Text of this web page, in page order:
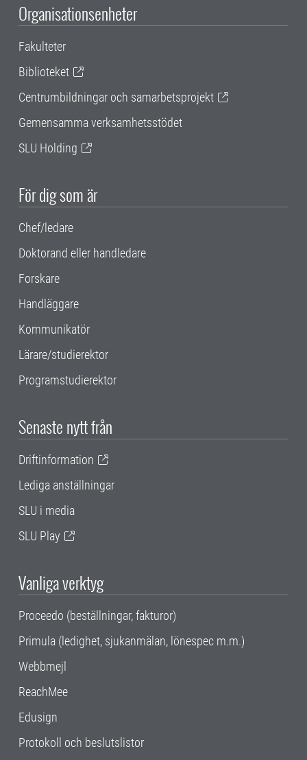
Organisationsenheter
Fakulteter
Biblioteket
Centrumbildningar och samarbetsprojekt
Gemensamma verksamhetsstödet
SLU Holding
För dig som är
Chef/ledare
Doktorand eller handledare
Forskare
Handläggare
Kommunikatör
Lärare/studierektor
Programstudierektor
Senaste nytt från
Driftinformation
Lediga anställningar
SLU i media
SLU Play
Vanliga verktyg
Proceedo (beställningar, fakturor)
Primula (ledighet, sjukanmälan, lönespec m.m.)
Webbmejl
ReachMee
Edusign
Protokoll och beslutslistor